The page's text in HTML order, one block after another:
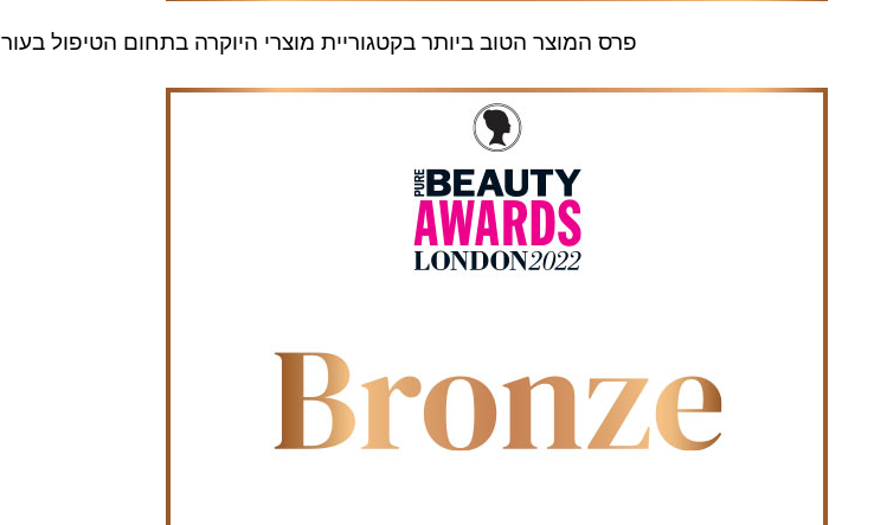
פרס המוצר הטוב ביותר בקטגוריית מוצרי היוקרה בתחום הטיפול בעור